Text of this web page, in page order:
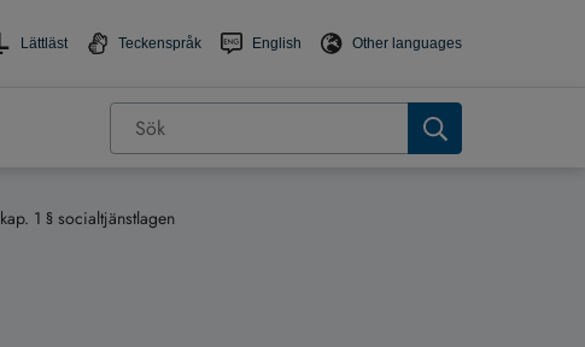
Lättläst Teckenspråk English Other languages
1 § socialtjänstlagen